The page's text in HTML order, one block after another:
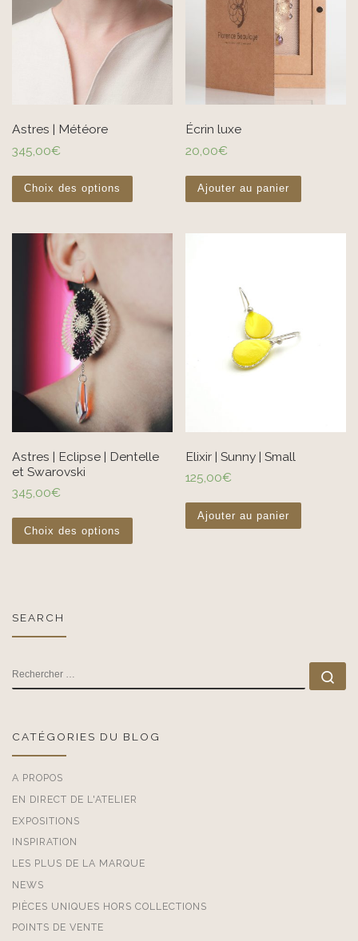
Astres | Météore
345,00€
Choix des options
Écrin luxe
20,00€
Ajouter au panier
Astres | Eclipse | Dentelle
et Swarovski
345,00€
Choix des options
Ce produit a plusieurs variations. Les options
Elixir | Sunny | Small
125,00€
Ajouter au panier
SEARCH
RECHERCHER
CATÉGORIES DU BLOG
A PROPOS
EN DIRECT DE L'ATELIER
EXPOSITIONS
INSPIRATION
LES PLUS DE LA MARQUE
NEWS
PIÈCES UNIQUES HORS COLLECTIONS
POINTS DE VENTE